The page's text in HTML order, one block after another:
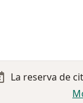
La reserva de